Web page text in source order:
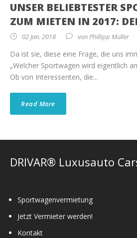
UNSER BELIEBTESTER
ZUM MIETEN IN 2017:
02 Jan. 2018 vonPhillipp Müller
Da ist sie, diese eine Frage, die uns
„Welcher Sportwagen wird eigentlich
Ob von Interessenten, die...
Read More
DRIVAR® Luxusauto
Sportwagenvermietung
Jetzt Vermieter werden!
Kontakt